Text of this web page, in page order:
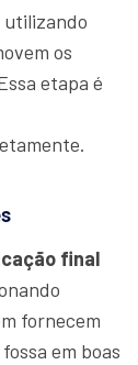
utilizando
os
etapa é
final
fornecem
em boas